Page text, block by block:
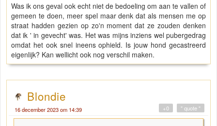
Was ik ons geval ook echt niet de bedoeling om aan te vallen of
gemeen te doen, meer spel maar denk dat als mensen me op
straat hadden gezien op zo'n moment dat ze zouden denken
dat ik ' in gevecht' was. Het was mijns inziens wel pubergedrag
omdat het ook snel ineens ophield. Is jouw hond gecastreerd
eigenlijk? Kan wellicht ook nog verschil maken.
Blondie
16 december 2023 om 14:39 " quote "
+0